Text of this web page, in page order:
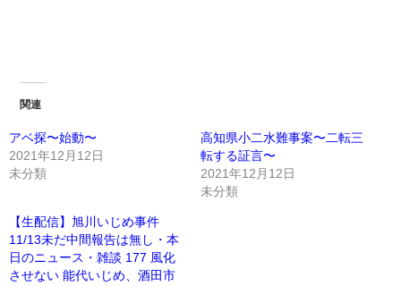
関連
アベ探〜始動〜
2021年12月12日
未分類
高知県小二水難事案〜二転三
転する証言〜
2021年12月12日
未分類
【生配信】旭川いじめ事件
11/13未だ中間報告は無し・本
日のニュース・雑談 177 風化
させない 能代いじめ、酒田市